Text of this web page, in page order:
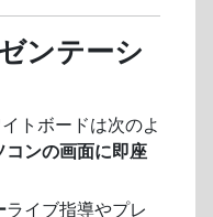
ンテーシ
トボードは次のよ
コンの画面に即座
ライブ指導やプレ